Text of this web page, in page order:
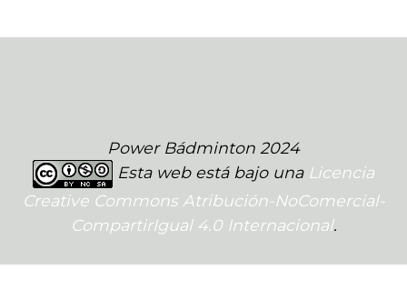
Power Bádminton 2024
Esta web está bajo una Licencia
Creative Commons Atribución-NoComercial-
CompartirIgual 4.0 Internacional.